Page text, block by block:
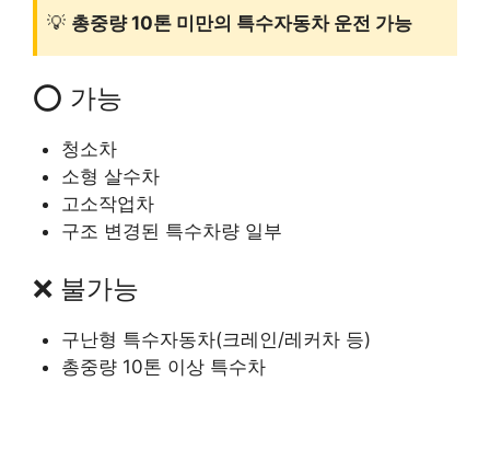
💡 총중량 10톤 미만의 특수자동차 운전 가능
⭕ 가능
청소차
소형 살수차
고소작업차
구조 변경된 특수차량 일부
❌ 불가능
구난형 특수자동차(크레인/레커차 등)
총중량 10톤 이상 특수차